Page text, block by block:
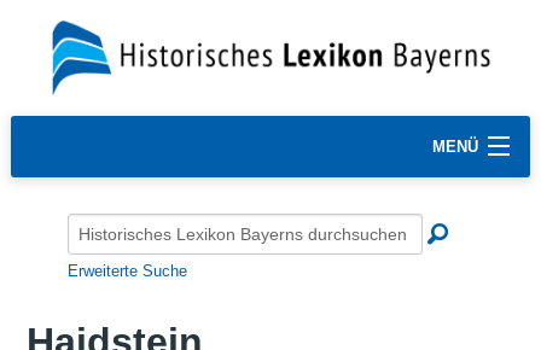
MENÜ
Erweiterte Suche